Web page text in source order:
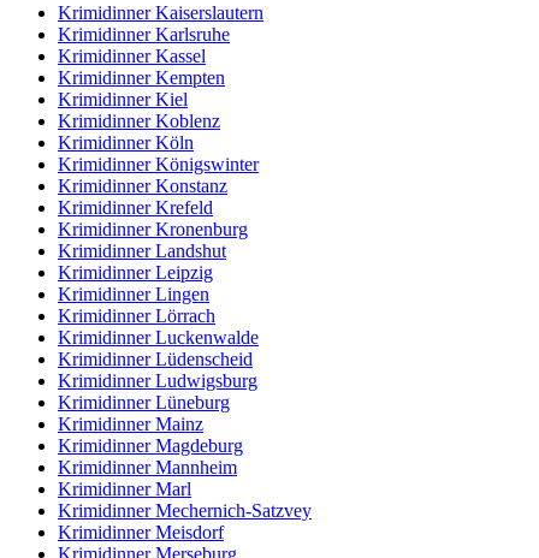
Krimidinner Kaiserslautern
Krimidinner Karlsruhe
Krimidinner Kassel
Krimidinner Kempten
Krimidinner Kiel
Krimidinner Koblenz
Krimidinner Köln
Krimidinner Königswinter
Krimidinner Konstanz
Krimidinner Krefeld
Krimidinner Kronenburg
Krimidinner Landshut
Krimidinner Leipzig
Krimidinner Lingen
Krimidinner Lörrach
Krimidinner Luckenwalde
Krimidinner Lüdenscheid
Krimidinner Ludwigsburg
Krimidinner Lüneburg
Krimidinner Mainz
Krimidinner Magdeburg
Krimidinner Mannheim
Krimidinner Marl
Krimidinner Mechernich-Satzvey
Krimidinner Meisdorf
Krimidinner Merseburg